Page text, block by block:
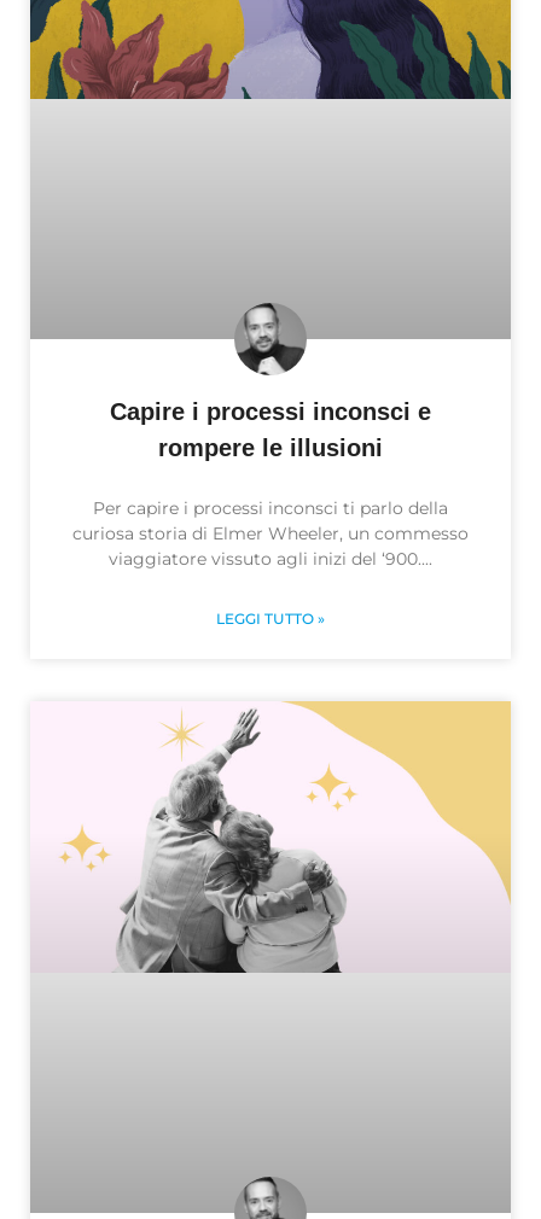
Capire i processi inconsci e
rompere le illusioni
Per capire i processi inconsci ti parlo della
curiosa storia di Elmer Wheeler, un commesso
viaggiatore vissuto agli inizi del ‘900.
LEGGI TUTTO »